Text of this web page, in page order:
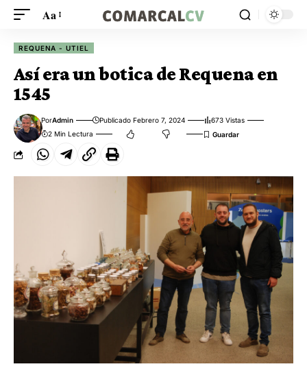
Aa
REQUENA - UTIEL
Así era un botica de Requena en
1545
PorAdmin Publicado Febrero 7, 2024
673 Vistas
2 Min Lectura